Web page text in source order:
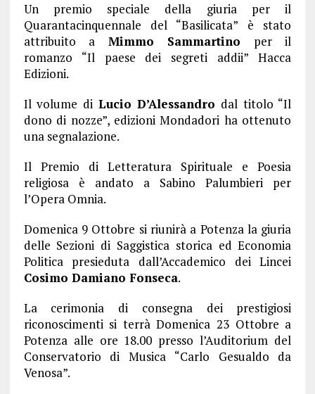
Un premio speciale della giuria per il
Quarantacinquennale del “Basilicata” è stato
attribuito a Mimmo Sammartino per il
romanzo “Il paese dei segreti addii” Hacca
Edizioni.
Il volume di Lucio D’Alessandro dal titolo “Il
dono di nozze”, edizioni Mondadori ha ottenuto
una segnalazione.
Il Premio di Letteratura Spirituale e Poesia
religiosa è andato a Sabino Palumbieri per
l’Opera Omnia.
Domenica 9 Ottobre si riunirà a Potenza la giuria
delle Sezioni di Saggistica storica ed Economia
Politica presieduta dall’Accademico dei Lincei
Cosimo Damiano Fonseca.
La cerimonia di consegna dei prestigiosi
riconoscimenti si terrà Domenica 23 Ottobre a
Potenza alle ore 18.00 presso l’Auditorium del
Conservatorio di Musica “Carlo Gesualdo da
Venosa”.